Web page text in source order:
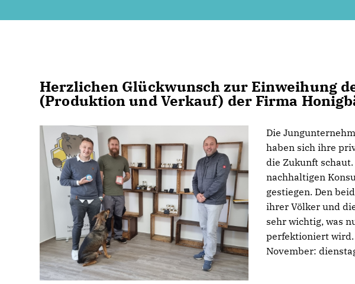
Herzlichen Glückwunsch zur Einweihung
(Produktion und Verkauf) der Firma
Die
haben sich ihre
die Zukunft
nachhaltigen
gestiegen. Den
ihrer Völker und
sehr wichtig, was
perfektioniert wird.
November: